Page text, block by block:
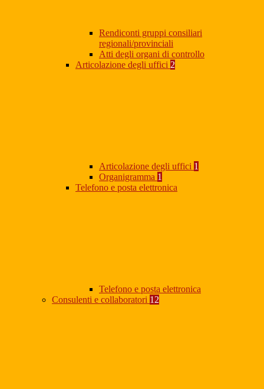
Rendiconti gruppi consiliari
regionali/provinciali
Atti degli organi di controllo
Articolazione degli uffici 2
Articolazione degli uffici 1
Organigramma 1
Telefono e posta elettronica
Telefono e posta elettronica
Consulenti e collaboratori 12